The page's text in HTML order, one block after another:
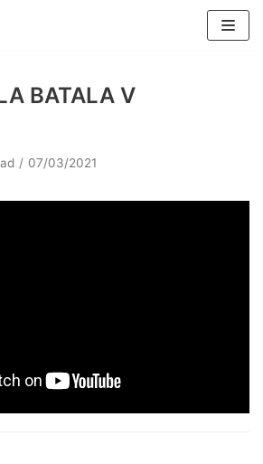
BATALA V
07/03/2021